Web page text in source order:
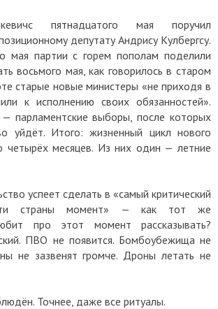
пятнадцатого мая поручил
депутату Андрису Кулбергсу.
мая партии с горем пополам поделили
восьмого мая, как говорилось в старом
старые новые министеры «не приходя в
к исполнению своих обязанностей».
— парламентские выборы, после которых
уйдёт. Итого: жизненный цикл нового
четырёх месяцев. Из них один — летние
успеет сделать в «самый критический
страны момент» — как тот же
про этот момент рассказывать?
ПВО не появится. Бомбоубежища не
не зазвенят громче. Дроны летать не
Точнее, даже все ритуалы.